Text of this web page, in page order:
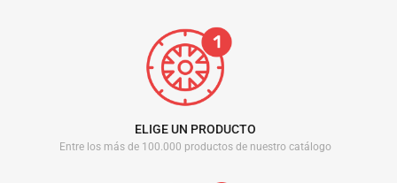
ELIGE UN PRODUCTO
Entre los más de 100.000 productos de nuestro catálogo